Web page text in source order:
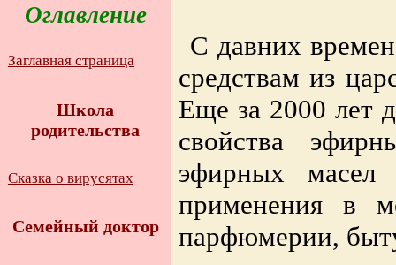
Оглавление
Заглавная страница
Школа
родительства
Сказка о вирусятах
Семейный доктор
С давних
средствам из
Еще за 2000 лет
свойства
эфирных масел
применения в
парфюмерии,